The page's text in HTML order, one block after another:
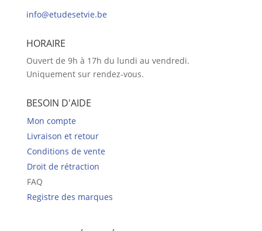
info@etudesetvie.be
HORAIRE
Ouvert de 9h à 17h du lundi au vendredi.
Uniquement sur rendez-vous.
BESOIN D'AIDE
Mon compte
Livraison et retour
Conditions de vente
Droit de rétraction
FAQ
Registre des marques